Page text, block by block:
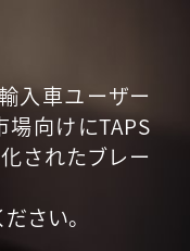
入車ユーザー
場向けにTAPS
されたブレー
さい。